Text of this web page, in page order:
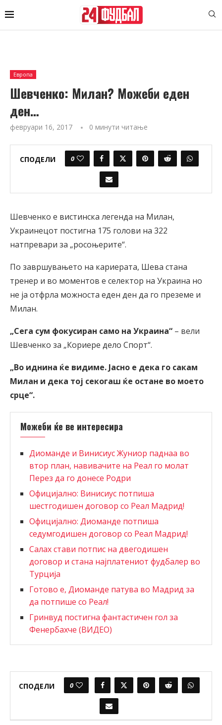
Европа
Шевченко: Милан? Можеби еден
ден…
февруари 16, 2017 0 минути читање
СПОДЕЛИ 0
Шевченко е вистинска легенда на Милан,
Украинецот постигна 175 голови на 322
натпревари за „росоњерите“.
По завршувањето на кариерата, Шева стана
тренер и во моментов е селектор на Украина но
не ја отфрла можноста еден ден да го преземе и
Милан.
„Сега сум фокусиран само на Украина“ – вели
Шевченко за „Кориере дело Спорт“.
„Во иднина ќе видиме. Јасно е дека го сакам
Милан и дека тој секогаш ќе остане во моето
срце“.
Можеби ќе ве интересира
Диоманде и Винисиус Жуниор паднаа во
втор план, навивачите на Реал го молат
Перез да го донесе Родри
Официјално: Винисиус потпиша
шестгодишен договор со Реал Мадрид!
Официјално: Диоманде потпиша
седумгодишен договор со Реал Мадрид!
Салах стави потпис на двегодишен
договор и стана најплатениот фудбалер во
Турција
Готово е, Диоманде патува во Мадрид за
да потпише со Реал!
Гринвуд постигна фантастичен гол за
Фенербахче (ВИДЕО)
СПОДЕЛИ 0